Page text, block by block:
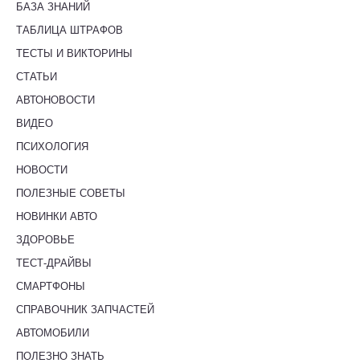
БАЗА ЗНАНИЙ
ТАБЛИЦА ШТРАФОВ
ТЕСТЫ И ВИКТОРИНЫ
СТАТЬИ
АВТОНОВОСТИ
ВИДЕО
ПСИХОЛОГИЯ
НОВОСТИ
ПОЛЕЗНЫЕ СОВЕТЫ
НОВИНКИ АВТО
ЗДОРОВЬЕ
ТЕСТ-ДРАЙВЫ
СМАРТФОНЫ
СПРАВОЧНИК ЗАПЧАСТЕЙ
АВТОМОБИЛИ
ПОЛЕЗНО ЗНАТЬ